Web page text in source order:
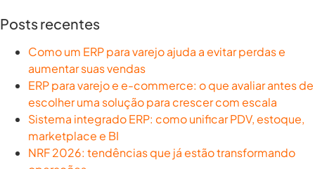
Posts recentes
Como um ERP para varejo ajuda a evitar perdas e
aumentar suas vendas
ERP para varejo e e-commerce: o que avaliar antes de
escolher uma solução para crescer com escala
Sistema integrado ERP: como unificar PDV, estoque,
marketplace e BI
NRF 2026: tendências que já estão transformando